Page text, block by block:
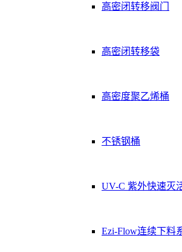
高密闭转移阀门
高密闭转移袋
高密度聚乙烯桶
不锈钢桶
UV-C 紫外快速灭
Ezi-Flow连续下料